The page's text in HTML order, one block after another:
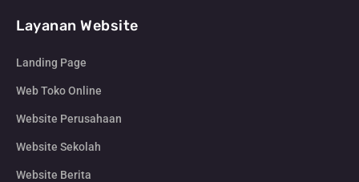
Layanan Website
Landing Page
Web Toko Online
Website Perusahaan
Website Sekolah
Website Berita